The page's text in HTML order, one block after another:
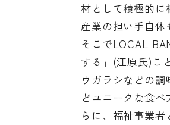
材として積極的に
産業の担い手自体
そこでLOCAL
する」(江原氏)こ
ウガラシなどの
どユニークな食
らに、福祉事業